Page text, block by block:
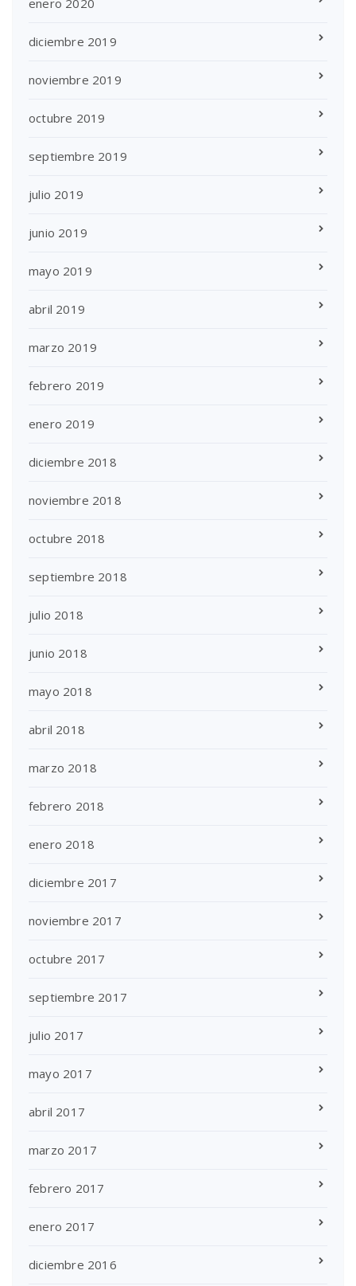
diciembre 2019
noviembre 2019
octubre 2019
septiembre 2019
julio 2019
junio 2019
mayo 2019
abril 2019
marzo 2019
febrero 2019
enero 2019
diciembre 2018
noviembre 2018
octubre 2018
septiembre 2018
julio 2018
junio 2018
mayo 2018
abril 2018
marzo 2018
febrero 2018
enero 2018
diciembre 2017
noviembre 2017
octubre 2017
septiembre 2017
julio 2017
mayo 2017
abril 2017
marzo 2017
febrero 2017
enero 2017
diciembre 2016